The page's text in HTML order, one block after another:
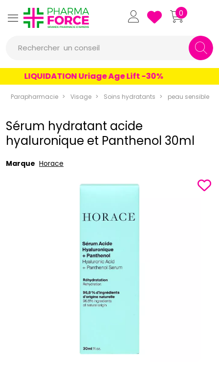
Pharmaforce Grande Pharmacie
0
Rechercher
une marque
un conseil
un produit
une marque
LIQUIDATION Uriage Age Lift -30%
Parapharmacie Visage Soins hydratants peau sensible
Sérum hydratant acide
hyaluronique et Panthenol 30ml
Marque Horace